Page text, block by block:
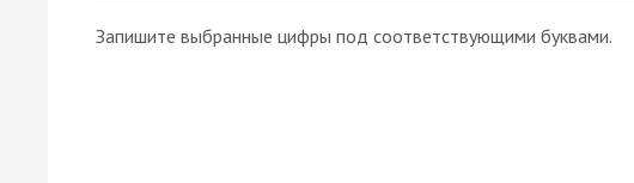
Запишите выбранные цифры под соответствующими буквами.